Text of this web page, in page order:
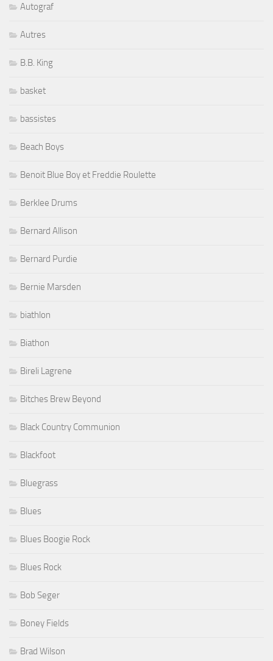
Autograf
Autres
B.B. King
basket
bassistes
Beach Boys
Benoit Blue Boy et Freddie Roulette
Berklee Drums
Bernard Allison
Bernard Purdie
Bernie Marsden
biathlon
Biathon
Bireli Lagrene
Bitches Brew Beyond
Black Country Communion
Blackfoot
Bluegrass
Blues
Blues Boogie Rock
Blues Rock
Bob Seger
Boney Fields
Brad Wilson